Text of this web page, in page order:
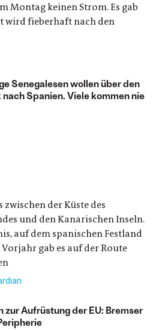
Montag keinen Strom. Es gab
wird fieberhaft nach den
Senegalesen wollen über den
Spanien. Viele kommen nie
zwischen der Küste des
und den Kanarischen Inseln.
auf dem spanischen Festland
gab es auf der Route
zur Aufrüstung der EU: Bremser